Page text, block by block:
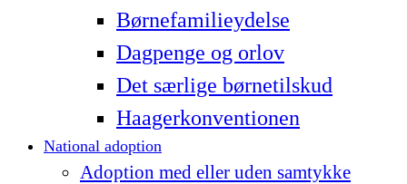
Børnefamilieydelse
Dagpenge og orlov
Det særlige børnetilskud
Haagerkonventionen
National adoption
Adoption med eller uden samtykke